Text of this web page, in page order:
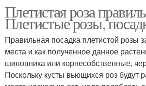
Плетистая роза
Плетистые розы,
Правильная посадка плетистой розы
места и как полученное данное
шиповника или корнесобственные,
Поскольку кусты вьющихся роз будут